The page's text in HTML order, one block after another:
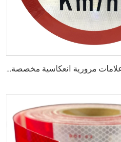
مصنع سعر رخيص علامات مرورية انعكاسية مخصصة لسلامة الطرق